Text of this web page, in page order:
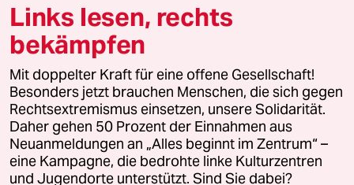
© 2026 taz Verlags und Vertriebs GmbH
Alle Rechte vorbehalten. Bei rechtlichen Fragen oder für Genehmigungen
wenden Sie sich bitte an lizenzen@taz.de
Feedback Redaktionsstatut Kommune-Richtlinien
Leitlinie Informant Datenschutz Impressum AGB
Links lesen, rechts
bekämpfen
Mit doppelter Kraft für eine offene Gesellschaft!
Besonders jetzt brauchen Menschen, die sich gegen
Rechtsextremismus einsetzen, unsere Solidarität.
Daher gehen 50 Prozent der Einnahmen aus
Neuanmeldungen an „Alles beginnt im Zentrum“ –
eine Kampagne, die bedrohte linke Kulturzentren
und Jugendorte unterstützt. Sind Sie dabei?